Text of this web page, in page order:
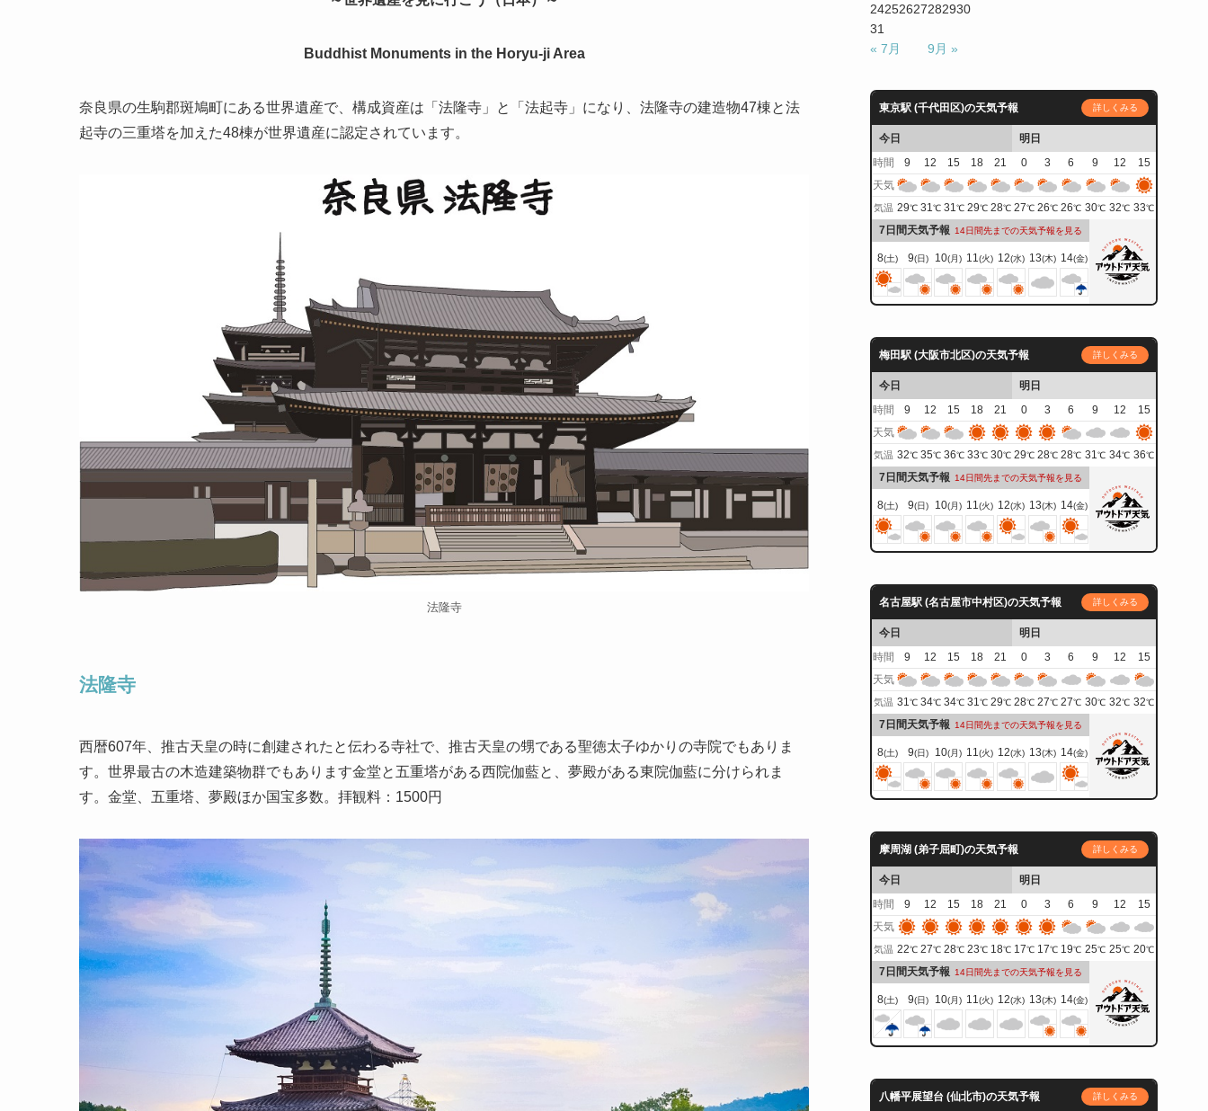
Buddhist Monuments in the Horyu-ji Area
奈良県の生駒郡斑鳩町にある世界遺産で、構成資産は「法隆寺」と「法起寺」になり、法隆寺の建造物47棟と法
起寺の三重塔を加えた48棟が世界遺産に認定されています。
法隆寺
法隆寺
西暦607年、推古天皇の時に創建されたと伝わる寺社で、推古天皇の甥である聖徳太子ゆかりの寺院でもありま
す。世界最古の木造建築物群でもあります金堂と五重塔がある西院伽藍と、夢殿がある東院伽藍に分けられま
す。金堂、五重塔、夢殿ほか国宝多数。拝観料：1500円
24252627282930
31
« 7月
9月 »
東京駅 (千代田区)の天気予報 詳しくみる
今日
明日
時間
9 12 15 18 21 0 3 6 9 12
15
天気
気温 29℃ 31℃ 31℃ 29℃ 28℃ 27℃ 26℃ 26℃ 30℃ 32℃ 33℃
7日間天気予報 14日間先までの天気予報を見る
8(土) 9(日) 10(月) 11(火) 12(水) 13(木) 14(金)
梅田駅 (大阪市北区)の天気予報 詳しくみる
今日
明日
時間
9 12 15 18 21 0 3 6 9 12
15
天気
気温 32℃ 35℃ 36℃ 33℃ 30℃ 29℃ 28℃ 28℃ 31℃ 34℃ 36℃
7日間天気予報 14日間先までの天気予報を見る
8(土) 9(日) 10(月) 11(火) 12(水) 13(木) 14(金)
名古屋駅 (名古屋市中村区)の天気予報 詳しくみる
今日
明日
時間
9 12 15 18 21 0 3 6 9 12
15
天気
気温 31℃ 34℃ 34℃ 31℃ 29℃ 28℃ 27℃ 27℃ 30℃ 32℃ 32℃
7日間天気予報 14日間先までの天気予報を見る
8(土) 9(日) 10(月) 11(火) 12(水) 13(木) 14(金)
摩周湖 (弟子屈町)の天気予報 詳しくみる
今日
明日
時間
9 12 15 18 21 0 3 6 9 12
15
天気
気温 22℃ 27℃ 28℃ 23℃ 18℃ 17℃ 17℃ 19℃ 25℃ 25℃ 20℃
7日間天気予報 14日間先までの天気予報を見る
8(土) 9(日) 10(月) 11(火) 12(水) 13(木) 14(金)
八幡平展望台 (仙北市)の天気予報 詳しくみる